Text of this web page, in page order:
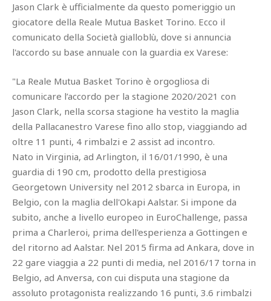
Jason Clark è ufficialmente da questo pomeriggio un
giocatore della Reale Mutua Basket Torino. Ecco il
comunicato della Società gialloblù, dove si annuncia
l'accordo su base annuale con la guardia ex Varese:
"La Reale Mutua Basket Torino è orgogliosa di
comunicare l’accordo per la stagione 2020/2021 con
Jason Clark, nella scorsa stagione ha vestito la maglia
della Pallacanestro Varese fino allo stop, viaggiando ad
oltre 11 punti, 4 rimbalzi e 2 assist ad incontro.
Nato in Virginia, ad Arlington, il 16/01/1990, è una
guardia di 190 cm, prodotto della prestigiosa
Georgetown University nel 2012 sbarca in Europa, in
Belgio, con la maglia dell'Okapi Aalstar. Si impone da
subito, anche a livello europeo in EuroChallenge, passa
prima a Charleroi, prima dell'esperienza a Gottingen e
del ritorno ad Aalstar. Nel 2015 firma ad Ankara, dove in
22 gare viaggia a 22 punti di media, nel 2016/17 torna in
Belgio, ad Anversa, con cui disputa una stagione da
assoluto protagonista realizzando 16 punti, 3.6 rimbalzi